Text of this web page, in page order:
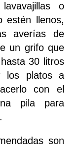
o
estén llenos,
averías de
un grifo que
30 litros
los platos a
con el
pila para
son